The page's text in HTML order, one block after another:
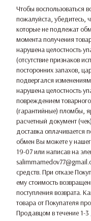
Чтобы воспользоваться
пожалуйста, убедитесь,
которые не подлежат
момента получения
нарушена целостность
(отсутствие признаков
посторонних запахов,
подвергался
нарушена целостность
повреждением
(гарантийные) пломбы,
расчетный документ
доставка оплачивается
обмен Вы можете у
19-07 или написав на
средств. При отказе
ему стоимость
поступления возврата.
товара от Покупателя
Продавцом в течение 1-